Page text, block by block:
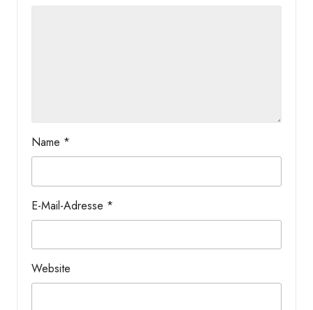
Name *
E-Mail-Adresse *
Website